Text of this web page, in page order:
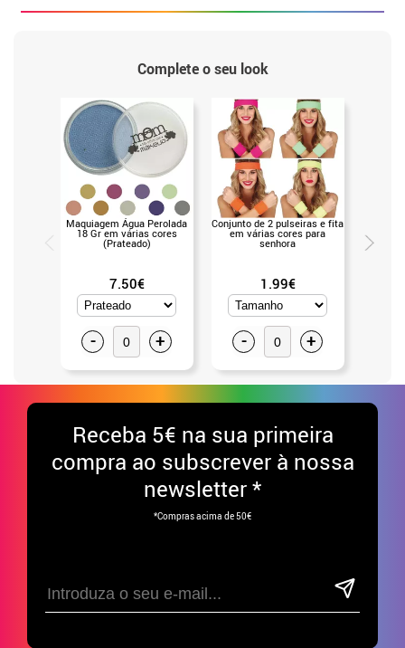
Complete o seu look
Maquiagem Água Perolada
18 Gr em várias cores
(Prateado)
7.50€
- +
Conjunto de 2 pulseiras e fita
em várias cores para
senhora
1.99€
- +
Receba 5€ na sua primeira
compra ao subscrever à nossa
newsletter *
*Compras acima de 50€